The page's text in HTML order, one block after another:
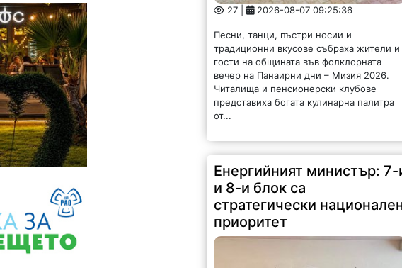
27 | 2026-08-07 09:25:36
Песни, танци, пъстри носии и
традиционни вкусове събраха жители и
гости на общината във фолклорната
вечер на Панаирни дни – Мизия 2026.
Читалища и пенсионерски клубове
представиха богата кулинарна палитра
от...
Енергийният министър: 7-
и 8-и блок са
стратегически
приоритет